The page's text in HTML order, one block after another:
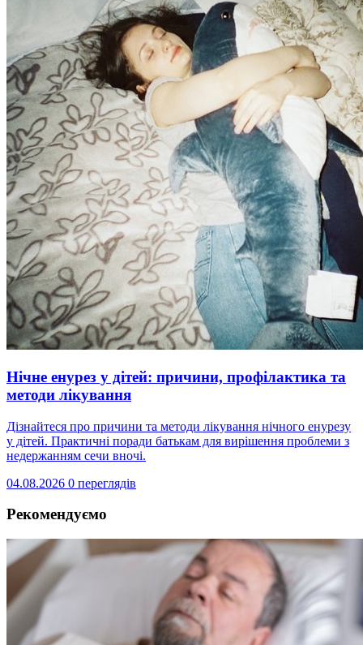
Нічне енурез у дітей: причини, профілактика та
методи лікування
Дізнайтеся про причини та методи лікування нічного енурезу
у дітей. Практичні поради батькам для вирішення проблеми з
недержанням сечи вночі.
04.08.2026 0 переглядів
Рекомендуємо